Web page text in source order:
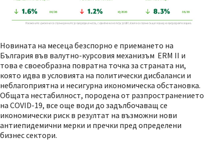
Новината на месеца безспорно е приемането на
България във валутно-курсовия механизъм ERM II и
това е своеобразна повратна точка за страната ни,
която идва в условията на политически дисбаланси и
неблагоприятна и несигурна икономическа обстановка.
Общата нестабилност, породена от разпространението
на COVID-19, все още води до задълбочаващ се
икономически риск в резултат на възможни нови
антиепидемични мерки и пречки пред определени
бизнес сектори.